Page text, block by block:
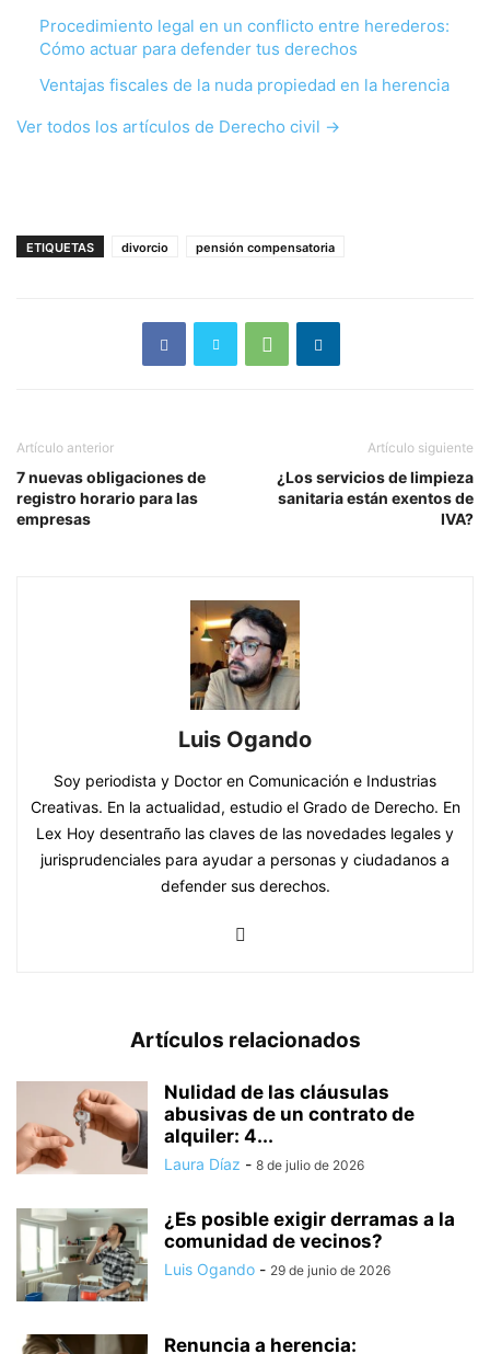
Procedimiento legal en un conflicto entre herederos:
Cómo actuar para defender tus derechos
Ventajas fiscales de la nuda propiedad en la herencia
Ver todos los artículos de Derecho civil →
ETIQUETAS divorcio pensión compensatoria
Artículo anterior
7 nuevas obligaciones de
registro horario para las
empresas
Artículo siguiente
¿Los servicios de limpieza
sanitaria están exentos de
IVA?
Luis Ogando
Soy periodista y Doctor en Comunicación e Industrias
Creativas. En la actualidad, estudio el Grado de Derecho. En
Lex Hoy desentraño las claves de las novedades legales y
jurisprudenciales para ayudar a personas y ciudadanos a
defender sus derechos.
Artículos relacionados
Nulidad de las cláusulas
abusivas de un contrato de
alquiler: 4...
Laura Díaz - 8 de julio de 2026
¿Es posible exigir derramas a la
comunidad de vecinos?
Luis Ogando - 29 de junio de 2026
Renuncia a herencia: